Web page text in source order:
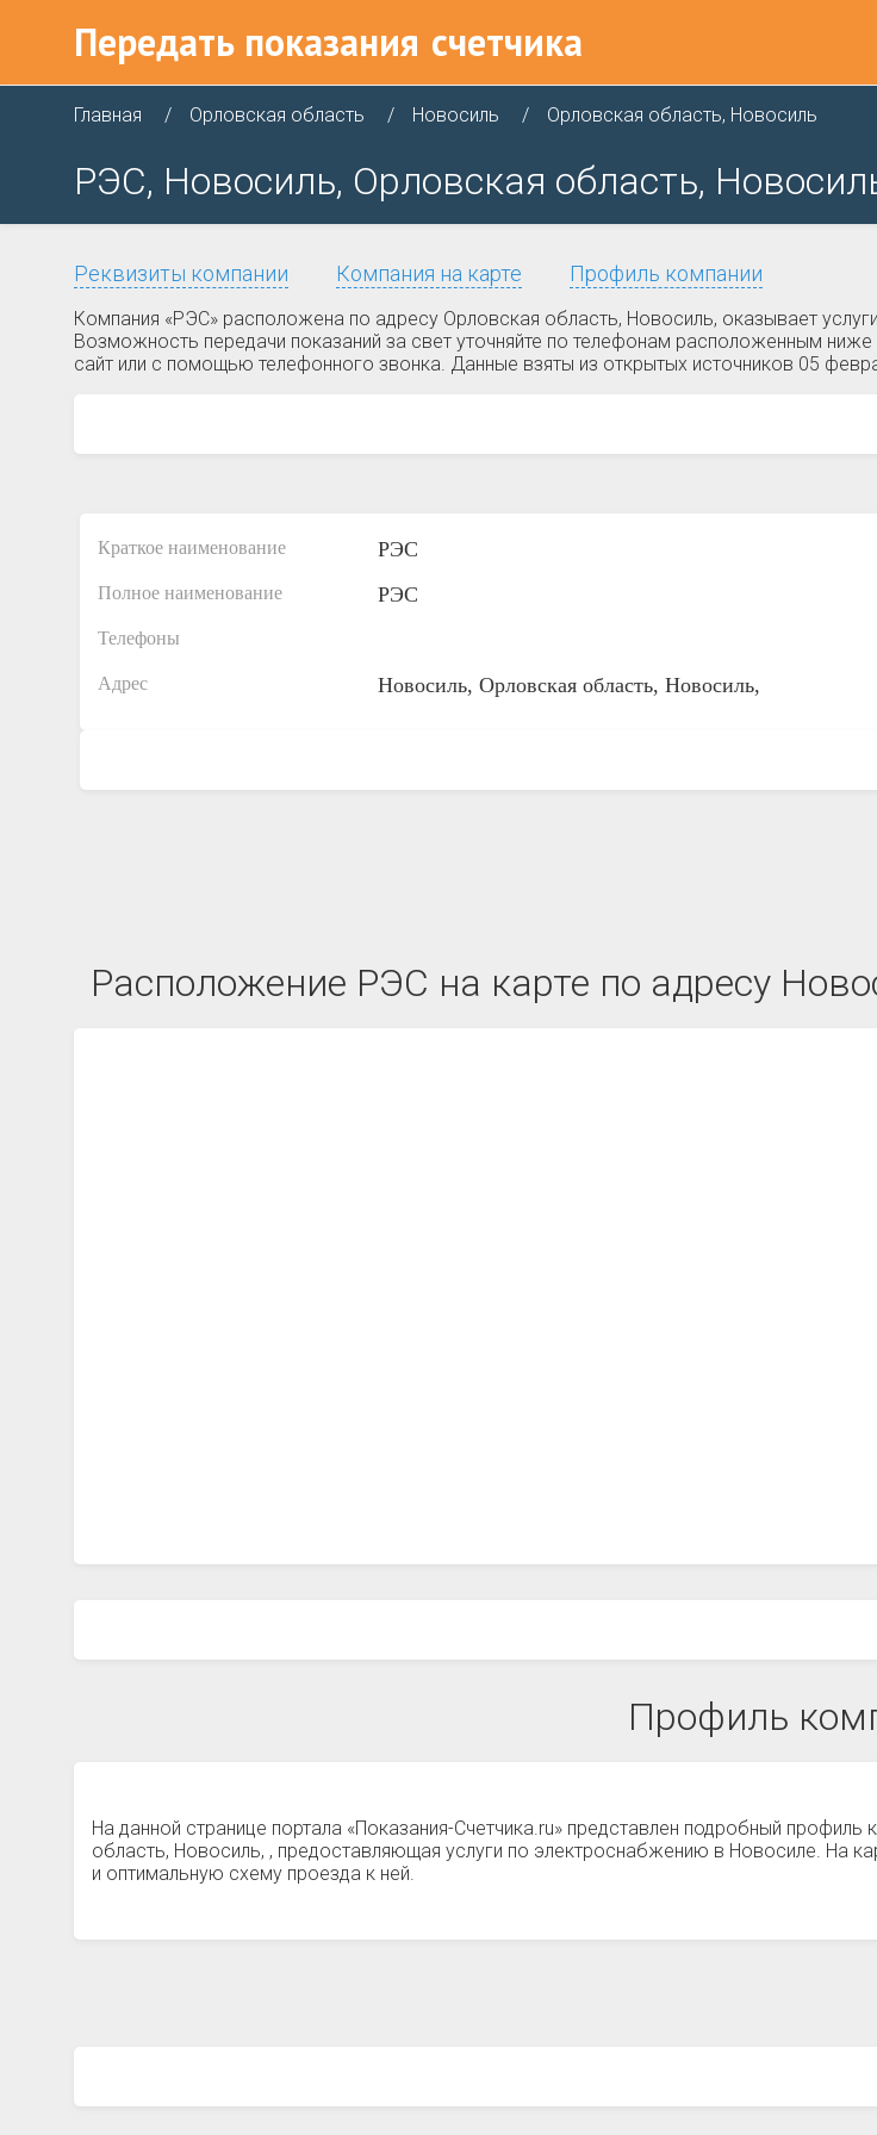
Передать показания счетчика
Главная Орловская область Новосиль Орловская область, Новосиль
РЭС, Новосиль, Орловская область,
Реквизиты компании Компания на карте Профиль компании
Компания «РЭС» расположена по адресу Орловская область, Новосиль, оказывает
Возможность передачи показаний за свет уточняйте по телефонам расположенным
сайт или с помощью телефонного звонка. Данные взяты из открытых источников 05
Краткое наименование РЭС
Полное наименование РЭС
Телефоны
Адрес Новосиль, Орловская область, Новосиль,
Расположение РЭС на карте по адресу
Профиль
На данной странице портала «Показания-Счетчика.ru» представлен подробный
область, Новосиль, , предоставляющая услуги по электроснабжению в Новосиле. На
и оптимальную схему проезда к ней.